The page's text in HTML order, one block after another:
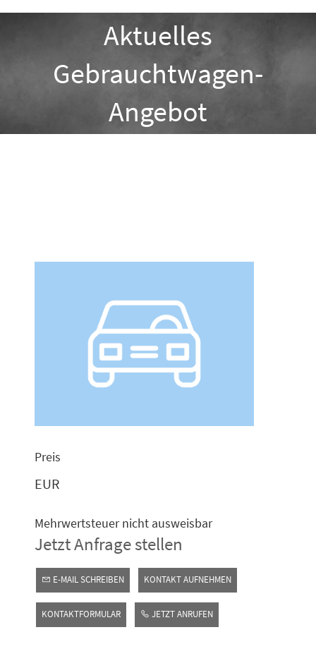
Aktuelles
Gebrauchtwagen-
Angebot
Preis
EUR
Mehrwertsteuer nicht ausweisbar
Jetzt Anfrage stellen
E-MAIL SCHREIBEN KONTAKT AUFNEHMEN
KONTAKTFORMULAR JETZT ANRUFEN